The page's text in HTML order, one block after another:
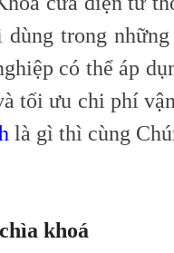
trong
có thể áp
tối ưu chi phí
là gì thì cùng
khoá